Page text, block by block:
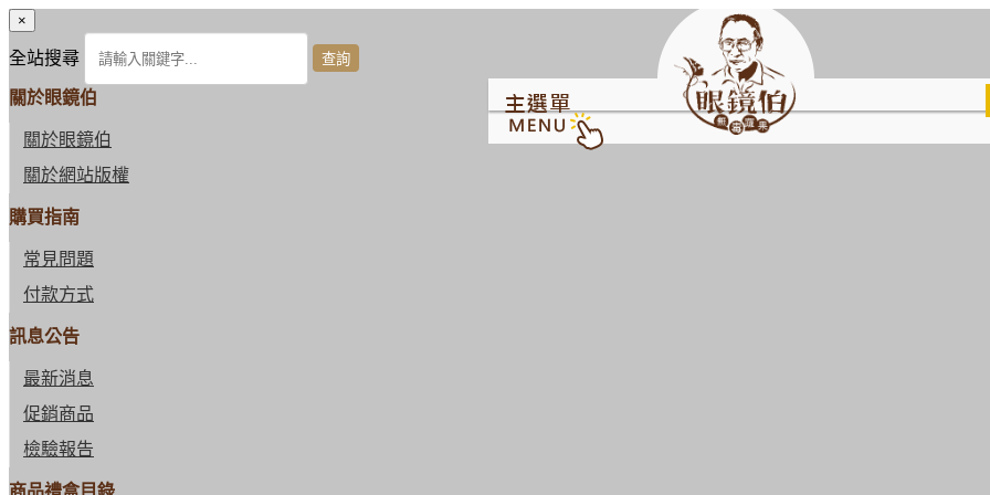
×
全站搜尋
關於眼鏡伯
關於眼鏡伯
關於網站版權
購買指南
常見問題
付款方式
訊息公告
最新消息
促銷商品
檢驗報告
商品禮盒目錄